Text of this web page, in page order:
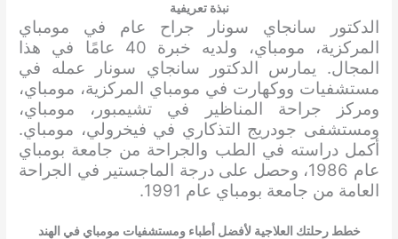
نبذة تعريفية
الدكتور سانجاي سونار جراح عام في مومباي
المركزية، مومباي، ولديه خبرة 40 عامًا في هذا
المجال. يمارس الدكتور سانجاي سونار عمله في
مستشفيات ووكهارت في مومباي المركزية، مومباي،
ومركز جراحة المناظير في تشيمبور، مومباي،
ومستشفى جودريج التذكاري في فيخرولي، مومباي.
أكمل دراسته في الطب والجراحة من جامعة بومباي
عام 1986، وحصل على درجة الماجستير في الجراحة
العامة من جامعة بومباي عام 1991.
خطط رحلتك العلاجية لأفضل أطباء ومستشفيات مومباي في الهند